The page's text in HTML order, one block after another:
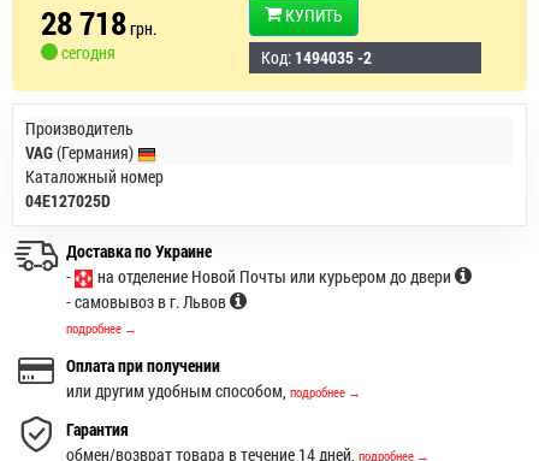
28 718грн.
сегодня
КУПИТЬ
Код: 1494035 -2
Производитель
VAG(Германия)
Каталожный номер
04E127025D
Доставка по Украине
-
на отделение Новой Почты или курьером до двери
- самовывоз в г. Львов
подробнее →
Оплата при получении
или другим удобным способом, подробнее →
Гарантия
обмен/возврат товара в течение 14 дней, подробнее →